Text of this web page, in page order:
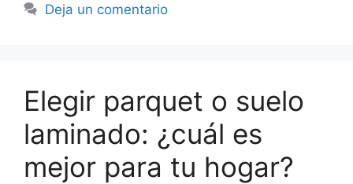
Deja un comentario
Elegir parquet o suelo
laminado: ¿cuál es
mejor para tu hogar?